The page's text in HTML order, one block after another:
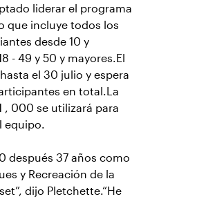
liderar el programa
que incluye todos los
desde 10 y
- 49 y 50 y mayores.El
el 30 julio y espera
en total.La
, 000 se utilizará para
equipo.
después 37 años como
y Recreación de la
dijo Pletchette.“He